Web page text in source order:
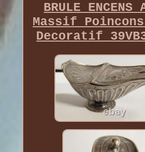
BRULE ENCENS
Massif
Decoratif